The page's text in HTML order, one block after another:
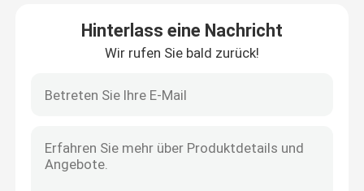
Gebogener LED-Schirm
LED-Schirm-Bodenfliesen
Hinterlass eine Nachricht
Wir rufen Sie bald zurück!